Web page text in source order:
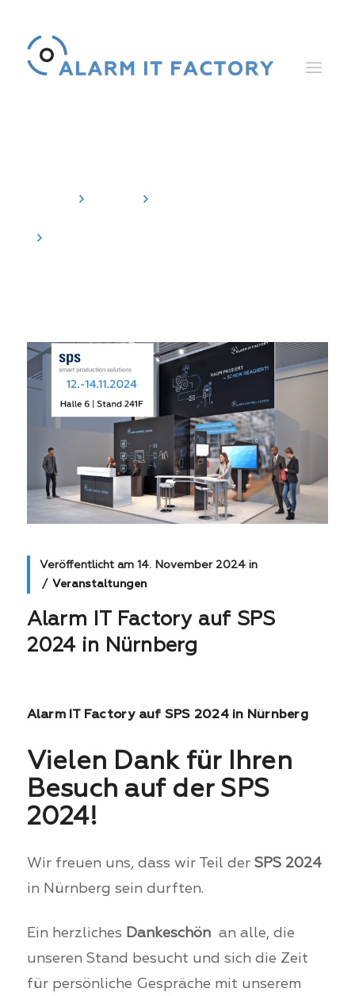
Veröffentlicht am 14. November 2024in
Veranstaltungen
Alarm IT Factory auf SPS
2024 in Nürnberg
Alarm IT Factory auf SPS 2024 in Nürnberg
Vielen Dank für Ihren
Besuch auf der SPS
2024!
Wir freuen uns, dass wir Teil derSPS 2024
in Nürnberg sein durften.
Ein herzliches Dankeschön an alle, die
unseren Stand besucht und sich die Zeit
für persönliche Gespräche mit unserem